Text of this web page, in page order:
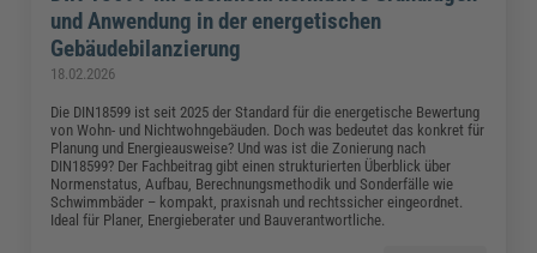
und Anwendung in der energetischen
Gebäudebilanzierung
18.02.2026
Die DIN18599 ist seit 2025 der Standard für die energetische Bewertung
von Wohn- und Nichtwohngebäuden. Doch was bedeutet das konkret für
Planung und Energieausweise? Und was ist die Zonierung nach
DIN18599? Der Fachbeitrag gibt einen strukturierten Überblick über
Normenstatus, Aufbau, Berechnungsmethodik und Sonderfälle wie
Schwimmbäder – kompakt, praxisnah und rechtssicher eingeordnet.
Ideal für Planer, Energieberater und Bauverantwortliche.